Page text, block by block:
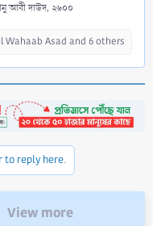
আবী দাউদ, ২৬০০
Wahaab Asad and 6 others
to reply here.
View more